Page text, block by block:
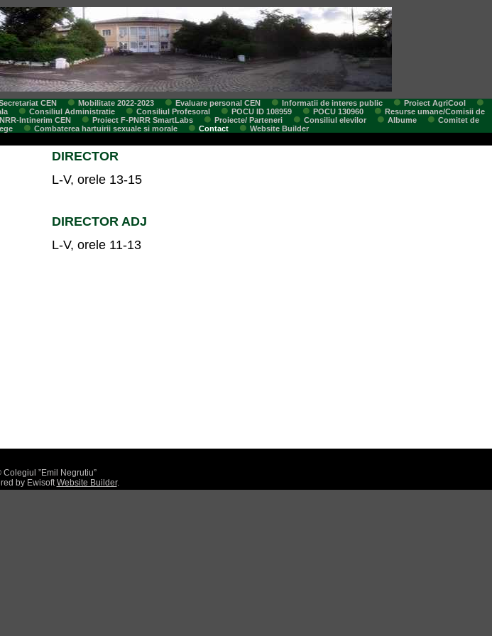
CEN Mobilitate 2022-2023 Evaluare personal CEN Informatii de interes public
Proiect AgriCool
Consiliul Administratie Consiliul Profesoral POCU ID 108959 POCU 130960
Resurse umane/Comisii de
Intinerim CEN Proiect F-PNRR SmartLabs Proiecte/ Parteneri Consiliul elevilor Albume
Comitet de
Combaterea hartuirii sexuale si morale Contact Website Builder
DIRECTOR
L-V, orele 13-15
DIRECTOR ADJ
L-V, orele 11-13
”Emil Negrutiu”
by EwisoftWebsite Builder.